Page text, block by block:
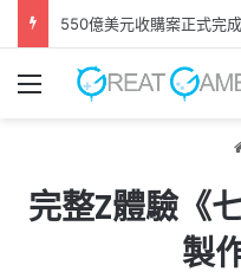
GAME FREAK全新作品
Menu
完整Z體驗《
製